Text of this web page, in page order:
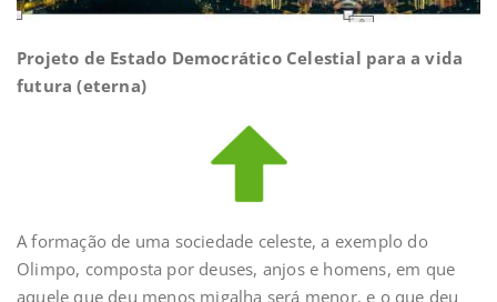
Projeto de Estado Democrático Celestial para a vida
futura (eterna)
A formação de uma sociedade celeste, a exemplo do
Olimpo, composta por deuses, anjos e homens, em que
aquele que deu menos migalha será menor, e o que deu